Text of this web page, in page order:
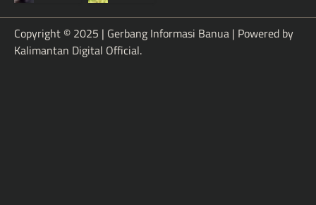
Copyright © 2025 | Gerbang Informasi Banua | Powered by
Kalimantan Digital Official.